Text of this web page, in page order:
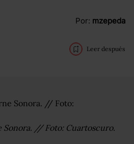
Por: mzepeda
Leer después
Sonora. // Foto: Cuartoscuro.